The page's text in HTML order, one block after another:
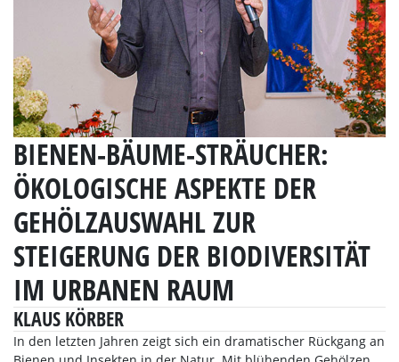
BIENEN-BÄUME-STRÄUCHER:
ÖKOLOGISCHE ASPEKTE DER
GEHÖLZAUSWAHL ZUR
STEIGERUNG DER BIODIVERSITÄT
IM URBANEN RAUM
KLAUS KÖRBER
In den letzten Jahren zeigt sich ein dramatischer Rückgang an